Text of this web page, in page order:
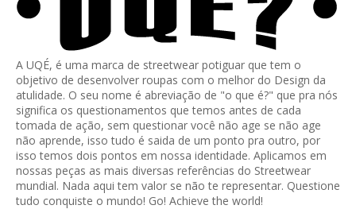
A UQÉ, é uma marca de streetwear potiguar que tem o
objetivo de desenvolver roupas com o melhor do Design da
atulidade. O seu nome é abreviação de "o que é?" que pra nós
significa os questionamentos que temos antes de cada
tomada de ação, sem questionar você não age se não age
não aprende, isso tudo é saida de um ponto pra outro, por
isso temos dois pontos em nossa identidade. Aplicamos em
nossas peças as mais diversas referências do Streetwear
mundial. Nada aqui tem valor se não te representar. Questione
tudo conquiste o mundo! Go! Achieve the world!